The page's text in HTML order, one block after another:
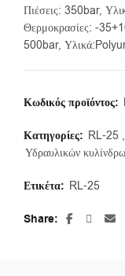
Πιέσεις: 350bar,
Θερμοκρασίες: -
500bar,
Κωδικός προϊόντος:
Κατηγορίες: RL-25 ,
Υδραυλικών
Ετικέτα: RL-25
Share